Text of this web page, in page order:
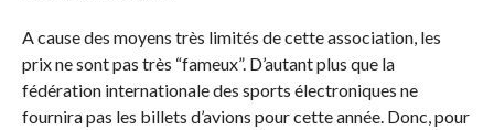
A cause des moyens très limités de cette association, les
prix ne sont pas très “fameux”. D’autant plus que la
fédération internationale des sports électroniques ne
fournira pas les billets d’avions pour cette année. Donc, pour